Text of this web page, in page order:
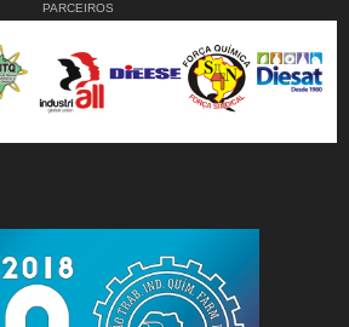
PARCEIROS